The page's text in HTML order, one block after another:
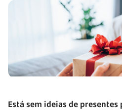
Está sem ideias de presentes